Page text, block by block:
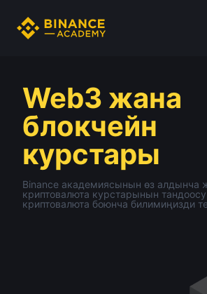
Web3 жана
блокчейн
курстары
Binance академиясынын өз алдынча
криптовалюта курстарынын
криптовалюта боюнча билимиңизди